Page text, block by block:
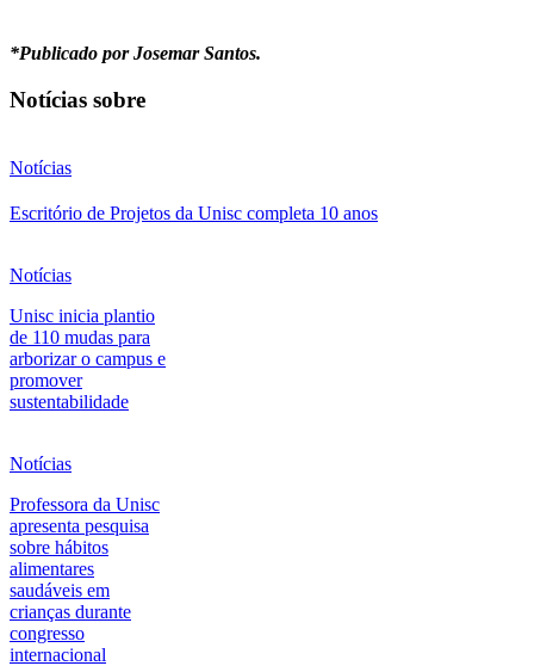
*Publicado por Josemar Santos.
Notícias sobre
Notícias
Escritório de Projetos da Unisc completa 10 anos
Notícias
Unisc inicia plantio
de 110 mudas para
arborizar o campus e
promover
sustentabilidade
Notícias
Professora da Unisc
apresenta pesquisa
sobre hábitos
alimentares
saudáveis em
crianças durante
congresso
internacional